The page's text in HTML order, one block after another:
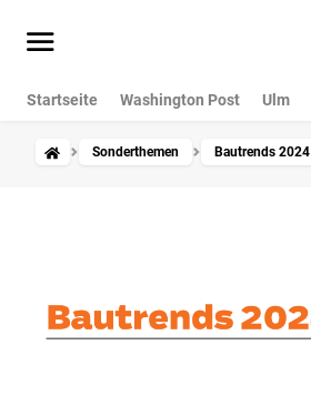
Startseite Washington Post Ulm
Sonderthemen Bautrends 2024